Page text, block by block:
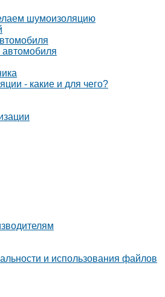
шумоизоляцию
- какие и для чего?
и использования файлов